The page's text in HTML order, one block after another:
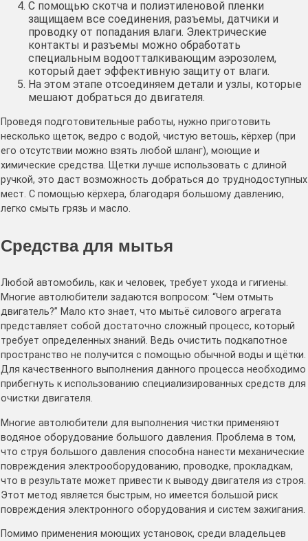
С помощью скотча и полиэтиленовой пленки
защищаем все соединения, разъемы, датчики и
проводку от попадания влаги. Электрические
контакты и разъемы можно обработать
специальным водоотталкивающим аэрозолем,
который дает эффективную защиту от влаги.
На этом этапе отсоединяем детали и узлы, которые
мешают добраться до двигателя.
Проведя подготовительные работы, нужно приготовить
несколько щеток, ведро с водой, чистую ветошь, кёрхер (при
его отсутствии можно взять любой шланг), моющие и
химические средства. Щетки лучше использовать с длиной
ручкой, это даст возможность добраться до труднодоступных
мест. С помощью кёрхера, благодаря большому давлению,
легко смыть грязь и масло.
Средства для мытья
Любой автомобиль, как и человек, требует ухода и гигиены.
Многие автолюбители задаются вопросом: “Чем отмыть
двигатель?” Мало кто знает, что мытьё силового агрегата
представляет собой достаточно сложный процесс, который
требует определенных знаний. Ведь очистить подкапотное
пространство не получится с помощью обычной воды и щётки.
Для качественного выполнения данного процесса необходимо
прибегнуть к использованию специализированных средств для
очистки двигателя.
Многие автолюбители для выполнения чистки применяют
водяное оборудование большого давления. Проблема в том,
что струя большого давления способна нанести механические
повреждения электрооборудованию, проводке, прокладкам,
что в результате может привести к выводу двигателя из строя.
Этот метод является быстрым, но имеется большой риск
повреждения электронного оборудования и систем зажигания.
Помимо применения моющих установок, среди владельцев